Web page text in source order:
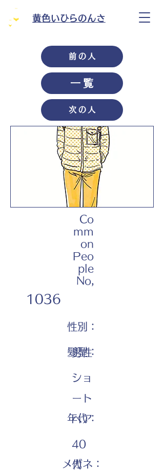
黄色いひらのんさ
前の人
一覧
次の人
Co
mm
on
Peo
ple
No,
1036
性別：
男性
髪型：
ショ
ート
ヘア
年代：
40
代
メガネ：